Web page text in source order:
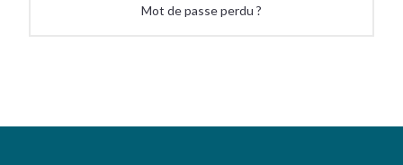
Mot de passe perdu ?